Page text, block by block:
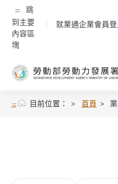
:::
跳
到主要
內容區
塊
就業通企業會員
::: 目前位置： 首頁